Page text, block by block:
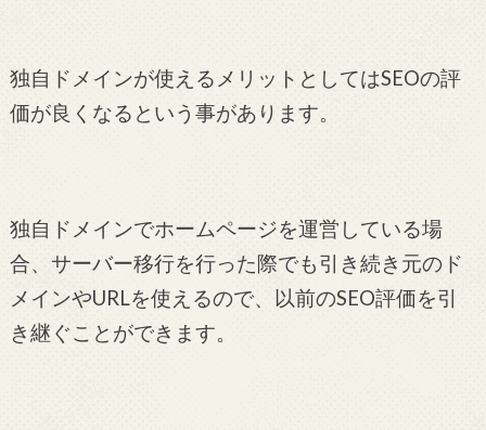
独自ドメインが使えるメリットとしてはSEOの評
価が良くなるという事があります。
独自ドメインでホームページを運営している場
合、サーバー移行を行った際でも引き続き元のド
メインやURLを使えるので、以前のSEO評価を引
き継ぐことができます。